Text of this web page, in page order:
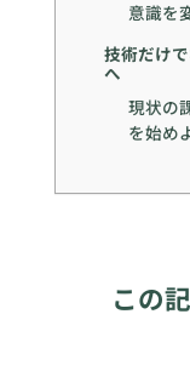
意識を
技術だけ
へ
現状の
を始め
この